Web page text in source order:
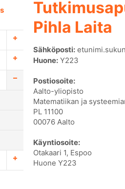
Pihla Laita
Sähköposti:
Huone: Y223
Postiosoite:
Aalto-yliopisto
Matematiikan ja
PL 11100
00076 Aalto
Käyntiosoite:
Otakaari 1, Espoo
Huone Y223